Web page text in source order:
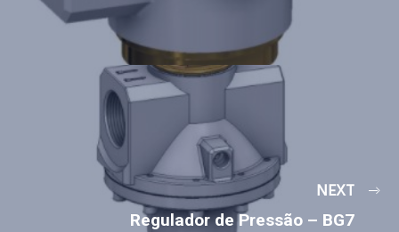
NEXT
Regulador de Pressão – BG7